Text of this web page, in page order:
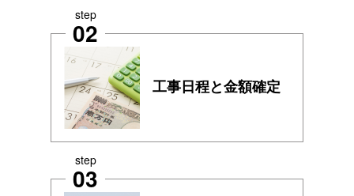
step
02
工事日程と金額確定
step
03